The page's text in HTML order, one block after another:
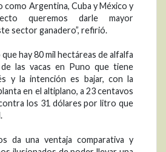
como Argentina, Cuba y México y
queremos darle mayor
sector ganadero”, refirió.
hay 80 mil hectáreas de alfalfa
de las vacas en Puno que tiene
y la intención es bajar, con la
en el altiplano, a 23 centavos
los 31 dólares por litro que
da una ventaja comparativa y